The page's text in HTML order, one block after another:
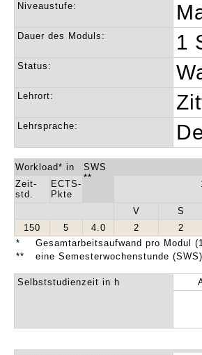
Niveaustufe:
Dauer des Moduls: 1
Status:
Lehrort:
Lehrsprache:
Workload* in
SWS
**
Zeit-
std.
ECTS-
Pkte
V
S
150
5 4.0 2
2
*
Gesamtarbeitsaufwand pro Modul
**
eine Semesterwochenstunde
Selbststudienzeit in h